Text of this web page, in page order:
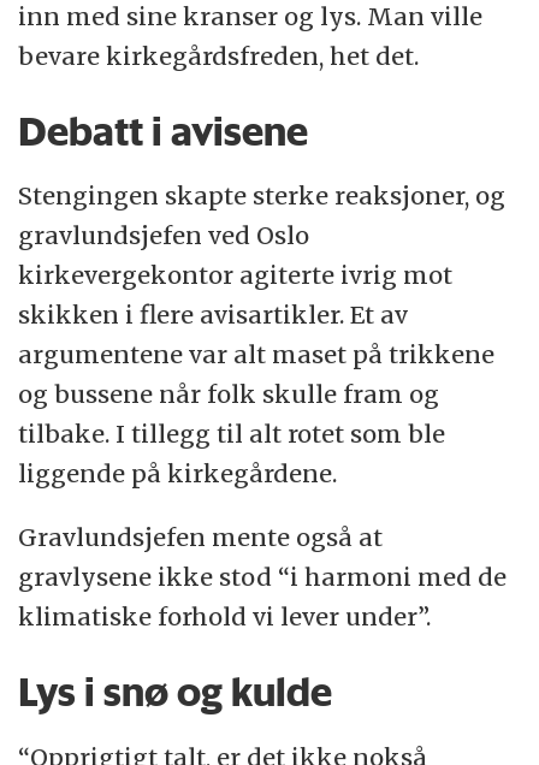
inn med sine kranser og lys. Man ville
bevare kirkegårdsfreden, het det.
Debatt i avisene
Stengingen skapte sterke reaksjoner, og
gravlundsjefen ved Oslo
kirkevergekontor agiterte ivrig mot
skikken i flere avisartikler. Et av
argumentene var alt maset på trikkene
og bussene når folk skulle fram og
tilbake. I tillegg til alt rotet som ble
liggende på kirkegårdene.
Gravlundsjefen mente også at
gravlysene ikke stod “i harmoni med de
klimatiske forhold vi lever under”.
Lys i snø og kulde
“Opprigtigt talt, er det ikke nokså